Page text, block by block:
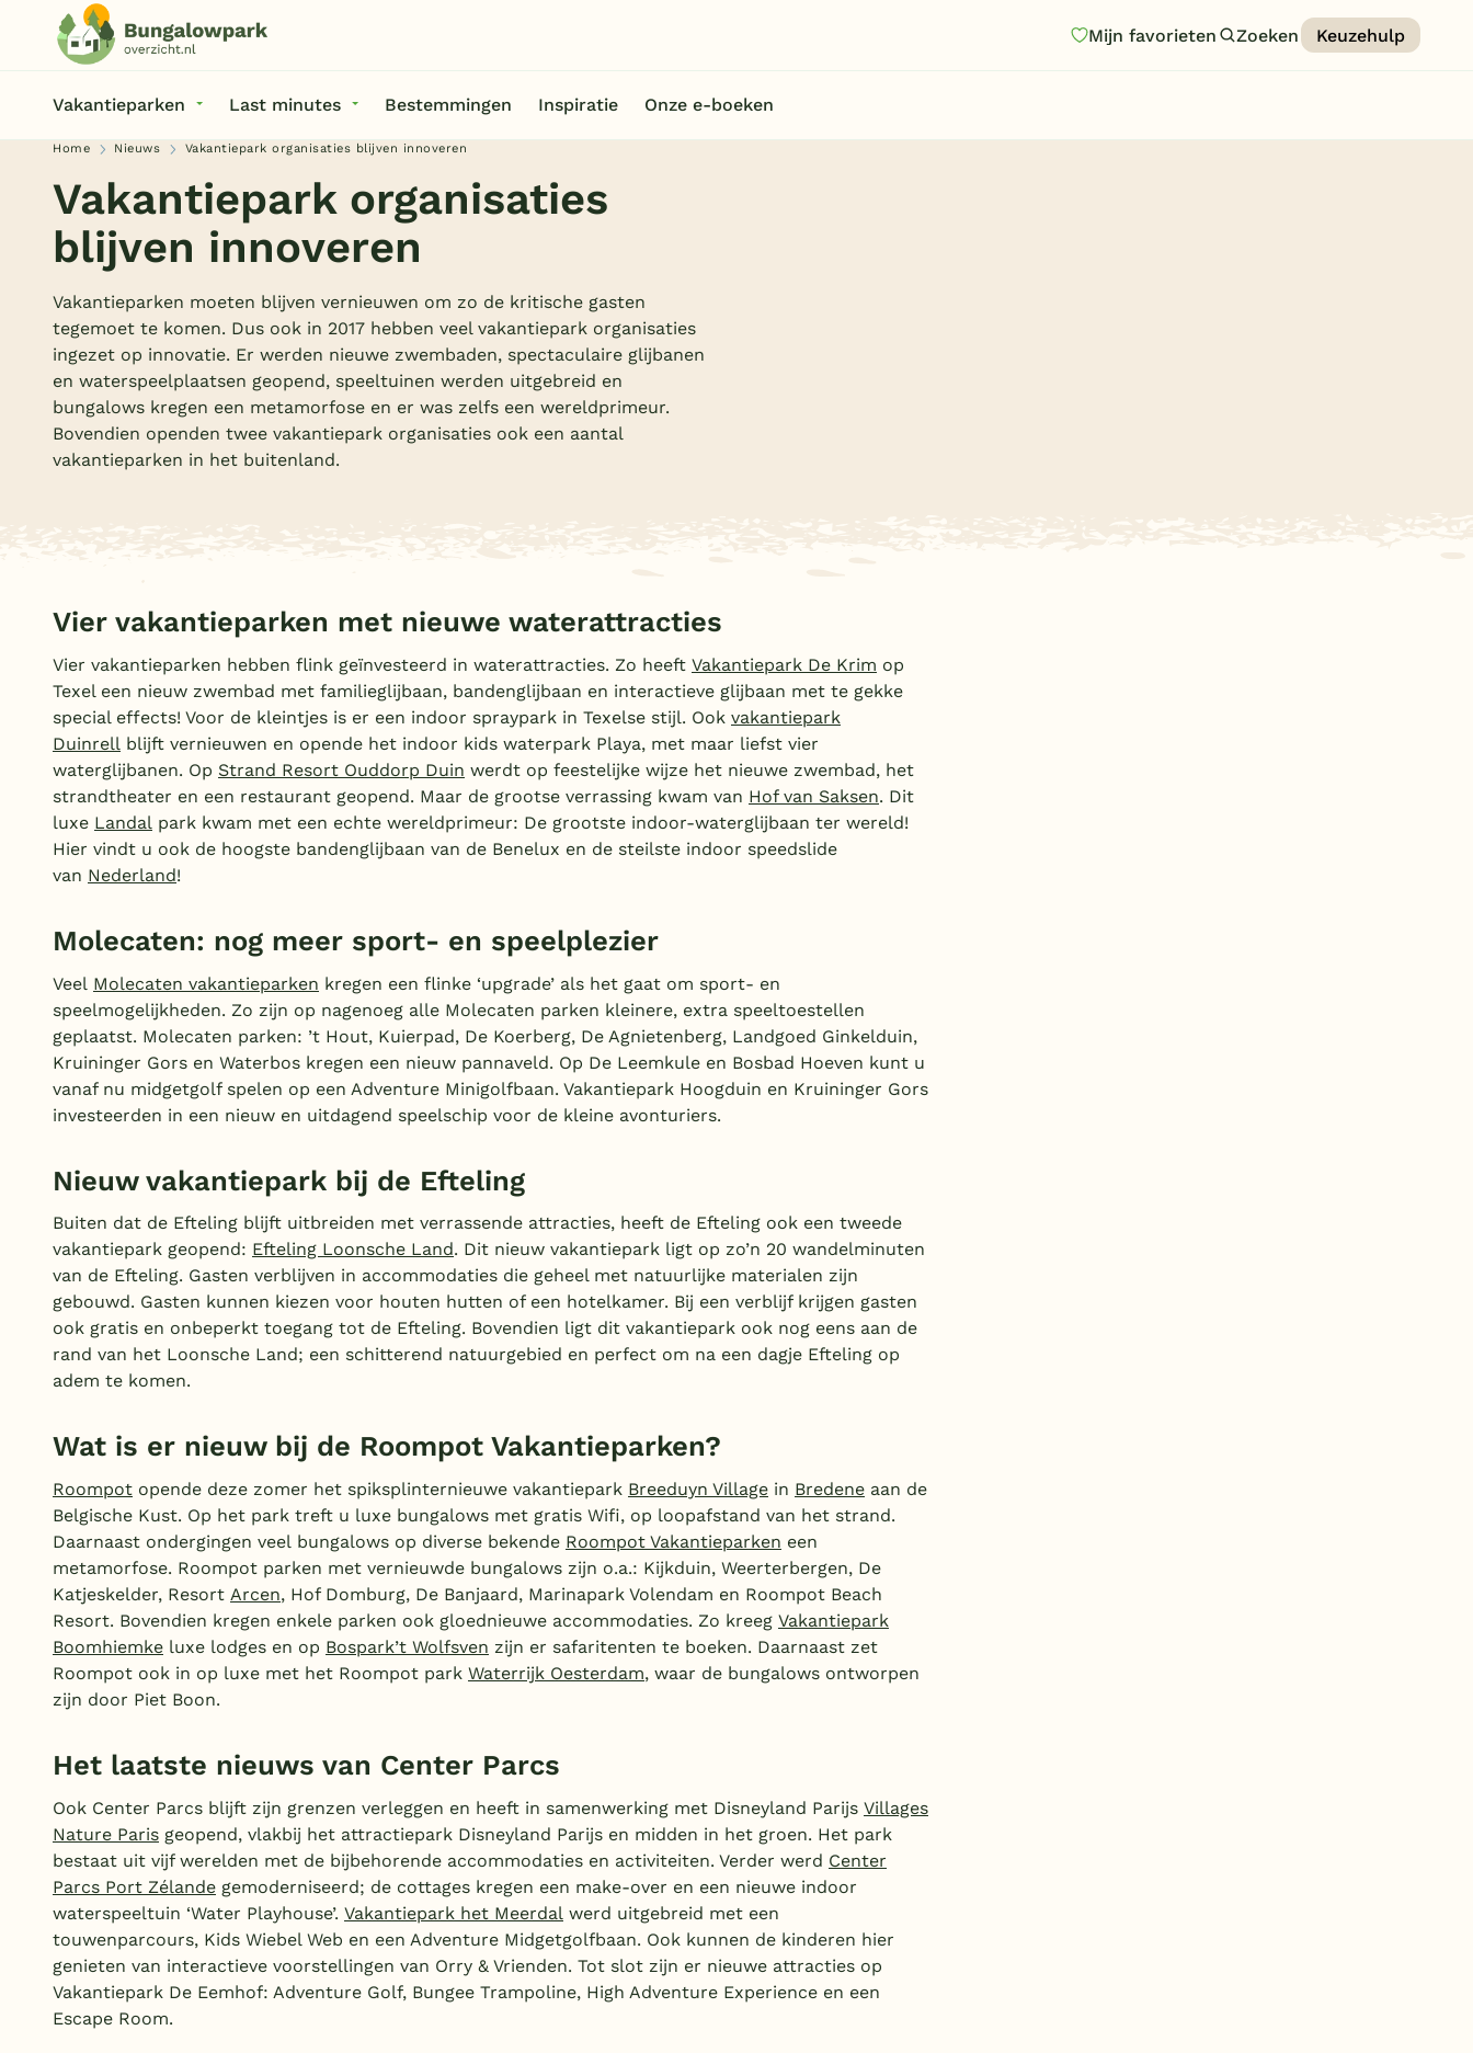
Mijn favorieten Zoeken Keuzehulp
Vakantieparken Last minutes Bestemmingen Inspiratie Onze e-boeken
Home Nieuws Vakantiepark organisaties blijven innoveren
Vakantiepark organisaties
blijven innoveren
Vakantieparken moeten blijven vernieuwen om zo de kritische gasten
tegemoet te komen. Dus ook in 2017 hebben veel vakantiepark organisaties
ingezet op innovatie. Er werden nieuwe zwembaden, spectaculaire glijbanen
en waterspeelplaatsen geopend, speeltuinen werden uitgebreid en
bungalows kregen een metamorfose en er was zelfs een wereldprimeur.
Bovendien openden twee vakantiepark organisaties ook een aantal
vakantieparken in het buitenland.
Vier vakantieparken met nieuwe waterattracties
Vier vakantieparken hebben flink geïnvesteerd in waterattracties. Zo heeft Vakantiepark De Krim op
Texel een nieuw zwembad met familieglijbaan, bandenglijbaan en interactieve glijbaan met te gekke
special effects! Voor de kleintjes is er een indoor spraypark in Texelse stijl. Ook vakantiepark
Duinrell blijft vernieuwen en opende het indoor kids waterpark Playa, met maar liefst vier
waterglijbanen. Op Strand Resort Ouddorp Duin werdt op feestelijke wijze het nieuwe zwembad, het
strandtheater en een restaurant geopend. Maar de grootse verrassing kwam van Hof van Saksen. Dit
luxe Landal park kwam met een echte wereldprimeur: De grootste indoor-waterglijbaan ter wereld!
Hier vindt u ook de hoogste bandenglijbaan van de Benelux en de steilste indoor speedslide
van Nederland!
Molecaten: nog meer sport- en speelplezier
Veel Molecaten vakantieparken kregen een flinke ‘upgrade’ als het gaat om sport- en
speelmogelijkheden. Zo zijn op nagenoeg alle Molecaten parken kleinere, extra speeltoestellen
geplaatst. Molecaten parken: ’t Hout, Kuierpad, De Koerberg, De Agnietenberg, Landgoed Ginkelduin,
Kruininger Gors en Waterbos kregen een nieuw pannaveld. Op De Leemkule en Bosbad Hoeven kunt u
vanaf nu midgetgolf spelen op een Adventure Minigolfbaan. Vakantiepark Hoogduin en Kruininger Gors
investeerden in een nieuw en uitdagend speelschip voor de kleine avonturiers.
Nieuw vakantiepark bij de Efteling
Buiten dat de Efteling blijft uitbreiden met verrassende attracties, heeft de Efteling ook een tweede
vakantiepark geopend: Efteling Loonsche Land. Dit nieuw vakantiepark ligt op zo’n 20 wandelminuten
van de Efteling. Gasten verblijven in accommodaties die geheel met natuurlijke materialen zijn
gebouwd. Gasten kunnen kiezen voor houten hutten of een hotelkamer. Bij een verblijf krijgen gasten
ook gratis en onbeperkt toegang tot de Efteling. Bovendien ligt dit vakantiepark ook nog eens aan de
rand van het Loonsche Land; een schitterend natuurgebied en perfect om na een dagje Efteling op
adem te komen.
Wat is er nieuw bij de Roompot Vakantieparken?
Roompot opende deze zomer het spiksplinternieuwe vakantiepark Breeduyn Village in Bredene aan de
Belgische Kust. Op het park treft u luxe bungalows met gratis Wifi, op loopafstand van het strand.
Daarnaast ondergingen veel bungalows op diverse bekende Roompot Vakantieparken een
metamorfose. Roompot parken met vernieuwde bungalows zijn o.a.: Kijkduin, Weerterbergen, De
Katjeskelder, Resort Arcen, Hof Domburg, De Banjaard, Marinapark Volendam en Roompot Beach
Resort. Bovendien kregen enkele parken ook gloednieuwe accommodaties. Zo kreeg Vakantiepark
Boomhiemke luxe lodges en op Bospark’t Wolfsven zijn er safaritenten te boeken. Daarnaast zet
Roompot ook in op luxe met het Roompot park Waterrijk Oesterdam, waar de bungalows ontworpen
zijn door Piet Boon.
Het laatste nieuws van Center Parcs
Ook Center Parcs blijft zijn grenzen verleggen en heeft in samenwerking met Disneyland Parijs Villages
Nature Paris geopend, vlakbij het attractiepark Disneyland Parijs en midden in het groen. Het park
bestaat uit vijf werelden met de bijbehorende accommodaties en activiteiten. Verder werd Center
Parcs Port Zélande gemoderniseerd; de cottages kregen een make-over en een nieuwe indoor
waterspeeltuin ‘Water Playhouse’. Vakantiepark het Meerdal werd uitgebreid met een
touwenparcours, Kids Wiebel Web en een Adventure Midgetgolfbaan. Ook kunnen de kinderen hier
genieten van interactieve voorstellingen van Orry & Vrienden. Tot slot zijn er nieuwe attracties op
Vakantiepark De Eemhof: Adventure Golf, Bungee Trampoline, High Adventure Experience en een
Escape Room.